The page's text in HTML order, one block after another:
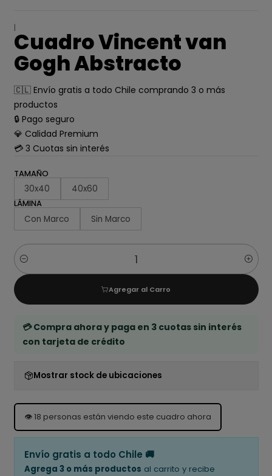
|
Cuadro Vincent van
Gogh Abstracto
🇨🇱 Envío gratis a todo Chile comprando 3 o más
productos
🔒 Pago seguro
💎 Calidad Premium
💳 3 Cuotas sin interés
TAMAÑO
30x40 40x60
LÁMINA
Con Marco Sin Marco
Cantidad
Agregar al Carro
💳 Compra ahora y paga en 3 cuotas sin interés
con tarjeta de crédito
Mostrar stock de ubicaciones
👁️18 personas están viendo este cuadro ahora
Envío gratis a todo Chile 🚚
Agrega 3 o más productos al carrito y recibe